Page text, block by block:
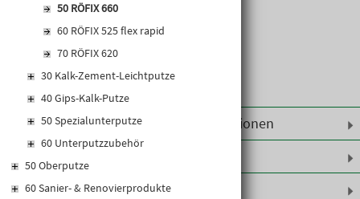
AGB'S
EUROSYS TROCKENBAUSYSTEM
50 RÖFIX 660
60 RÖFIX 525 flex rapid
70 RÖFIX 620
30 Kalk-Zement-Leichtputze
40 Gips-Kalk-Putze
50 Spezialunterputze
60 Unterputzzubehör
50 Oberputze
60 Sanier- & Renovierprodukte
Weiterführende Informationen
Produktinformationen